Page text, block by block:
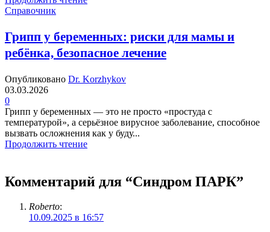
Справочник
Грипп у беременных: риски для мамы и
ребёнка, безопасное лечение
Опубликовано Dr. Korzhykov
03.03.2026
0
Грипп у беременных — это не просто «простуда с
температурой», а серьёзное вирусное заболевание, способное
вызвать осложнения как у буду...
Продолжить чтение
Комментарий для “Синдром ПАРК”
Roberto:
10.09.2025 в 16:57